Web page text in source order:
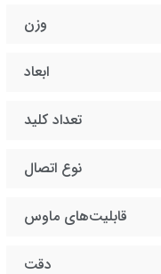
وزن
ابعاد
تعداد کلید
نوع اتصال
قابلیت‌های ماوس
دقت